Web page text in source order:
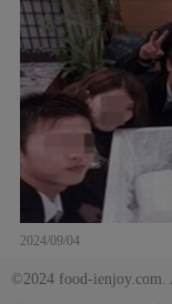
2024/09/04
©2024 food-ienjoy.com.